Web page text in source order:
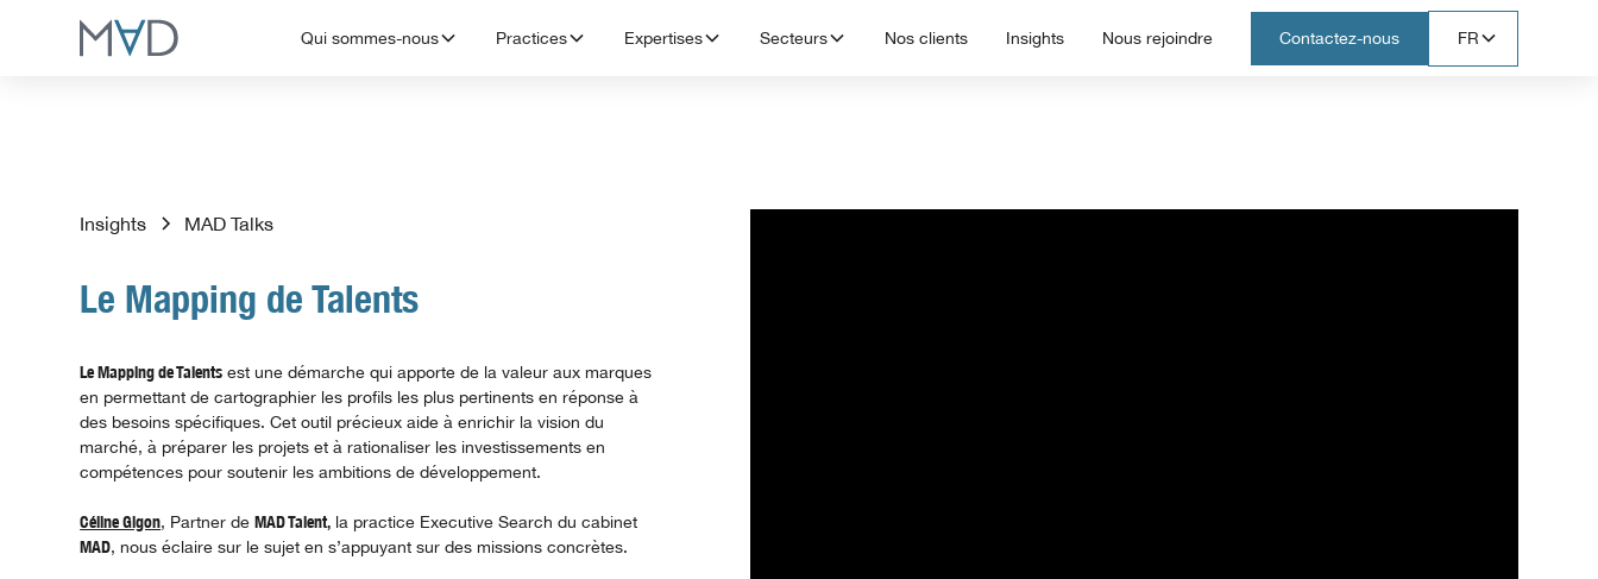
Qui sommes-nous Practices Expertises Secteurs Nos clients Insights Nous rejoindre Contactez-nous FR
Insights MAD Talks
Le Mapping de Talents
Le Mapping de Talents est une démarche qui apporte de la valeur aux marques
en permettant de cartographier les profils les plus pertinents en réponse à
des besoins spécifiques. Cet outil précieux aide à enrichir la vision du
marché, à préparer les projets et à rationaliser les investissements en
compétences pour soutenir les ambitions de développement.
Céline Gigon, Partner deMAD Talent, la practice Executive Search du cabinet
MAD, nous éclaire sur le sujet en s’appuyant sur des missions concrètes.